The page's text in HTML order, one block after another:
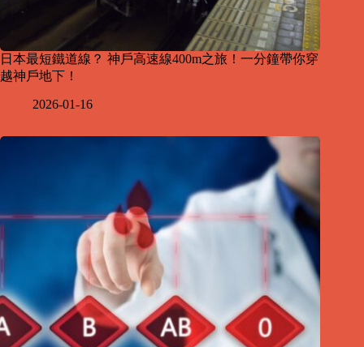
日本最短鐵道線？ 神戶高速線400m之旅！一分鐘帶你穿
越神戶地下！
2026-01-16